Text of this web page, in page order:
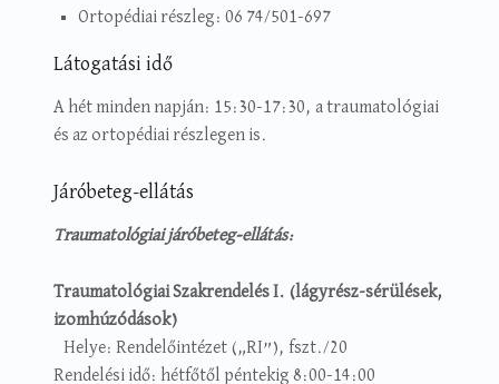
Ortopédiai részleg: 06 74/501-697
Látogatási idő
A hét minden napján: 15:30-17:30, a traumatológiai
és az ortopédiai részlegen is.
Járóbeteg-ellátás
Traumatológiai járóbeteg-ellátás:
Traumatológiai Szakrendelés I. (lágyrész-sérülések,
izomhúzódások)
Helye: Rendelőintézet („RI”), fszt./20
Rendelési idő: hétfőtől péntekig 8:00-14:00